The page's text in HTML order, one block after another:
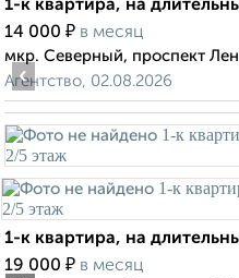
1-к квартира, на
14 000 ₽ в месяц
мкр. Северный, проспект
Агентство, 02.08.2026
‹
1-к квартира, на
19 000 ₽ в месяц